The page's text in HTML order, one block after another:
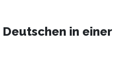
in einer